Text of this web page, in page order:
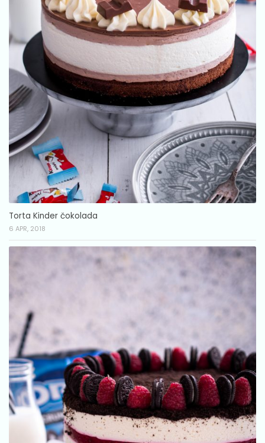
Torta Kinder čokolada
6 APR, 2018